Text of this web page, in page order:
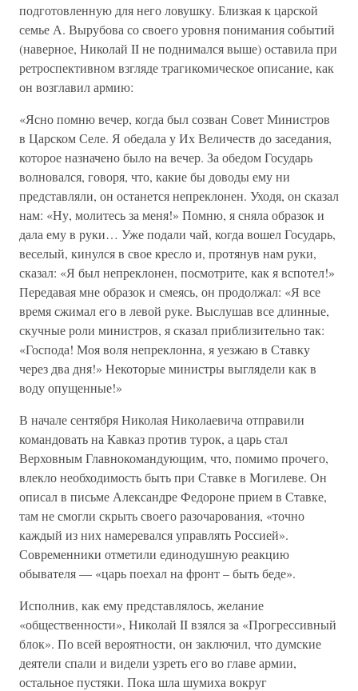
подготовленную для него ловушку. Близкая к царской
семье А. Вырубова со своего уровня понимания событий
(наверное, Николай II не поднимался выше) оставила при
ретроспективном взгляде трагикомическое описание, как
он возглавил армию:
«Ясно помню вечер, когда был созван Совет Министров
в Царском Селе. Я обедала у Их Величеств до заседания,
которое назначено было на вечер. За обедом Государь
волновался, говоря, что, какие бы доводы ему ни
представляли, он останется непреклонен. Уходя, он сказал
нам: «Ну, молитесь за меня!» Помню, я сняла образок и
дала ему в руки… Уже подали чай, когда вошел Государь,
веселый, кинулся в свое кресло и, протянув нам руки,
сказал: «Я был непреклонен, посмотрите, как я вспотел!»
Передавая мне образок и смеясь, он продолжал: «Я все
время сжимал его в левой руке. Выслушав все длинные,
скучные роли министров, я сказал приблизительно так:
«Господа! Моя воля непреклонна, я уезжаю в Ставку
через два дня!» Некоторые министры выглядели как в
воду опущенные!»
В начале сентября Николая Николаевича отправили
командовать на Кавказ против турок, а царь стал
Верховным Главнокомандующим, что, помимо прочего,
влекло необходимость быть при Ставке в Могилеве. Он
описал в письме Александре Федороне прием в Ставке,
там не смогли скрыть своего разочарования, «точно
каждый из них намеревался управлять Россией».
Современники отметили единодушную реакцию
обывателя — «царь поехал на фронт – быть беде».
Исполнив, как ему представлялось, желание
«общественности», Николай II взялся за «Прогрессивный
блок». По всей вероятности, он заключил, что думские
деятели спали и видели узреть его во главе армии,
остальное пустяки. Пока шла шумиха вокруг